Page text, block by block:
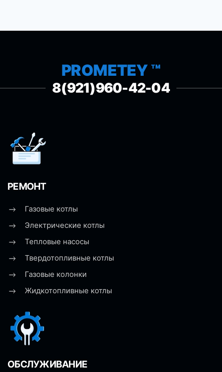
PROMETEY ™
8(921)960-42-04
РЕМОНТ
Газовые котлы
Электрические котлы
Тепловые насосы
Твердотопливные котлы
Газовые колонки
Жидкотопливные котлы
ОБСЛУЖИВАНИЕ